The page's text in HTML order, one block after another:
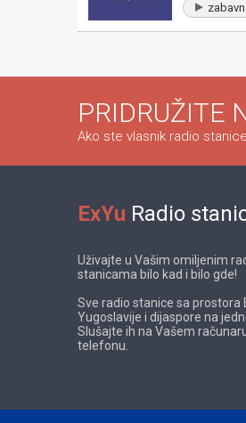
PRIDRUŽITE
Ako ste vlasnik radio
ExYu Radio
Uživajte u Vašim omiljenim
stanicama bilo kad i bilo gde!
Sve radio stanice sa prostora
Yugoslavije i dijaspore na
Slušajte ih na Vašem
telefonu.